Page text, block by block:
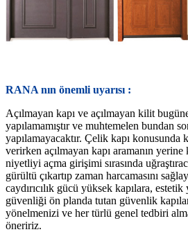
RANA nın önemli uyarısı :
Açılmayan kapı ve açılmayan kilit
yapılamamıştır ve muhtemelen bundan
yapılamayacaktır. Çelik kapı konusunda
verirken açılmayan kapı aramanın yerine
niyetliyi açma girişimi sırasında
gürültü çıkartıp zaman harcamasını
caydırıcılık gücü yüksek kapılara, estetik
güvenliği ön planda tutan güvenlik
yönelmenizi ve her türlü genel tedbiri
öneririz.